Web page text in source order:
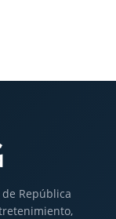
República